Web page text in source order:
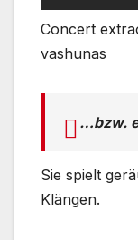
Concert
vashunas
…bzw.
Sie spielt
Klängen.